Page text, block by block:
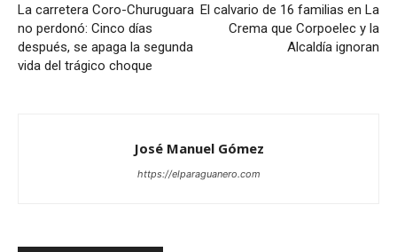
La carretera Coro-Churuguara
no perdonó: Cinco días
después, se apaga la segunda
vida del trágico choque
El calvario de 16 familias en La
Crema que Corpoelec y la
Alcaldía ignoran
José Manuel Gómez
https://elparaguanero.com